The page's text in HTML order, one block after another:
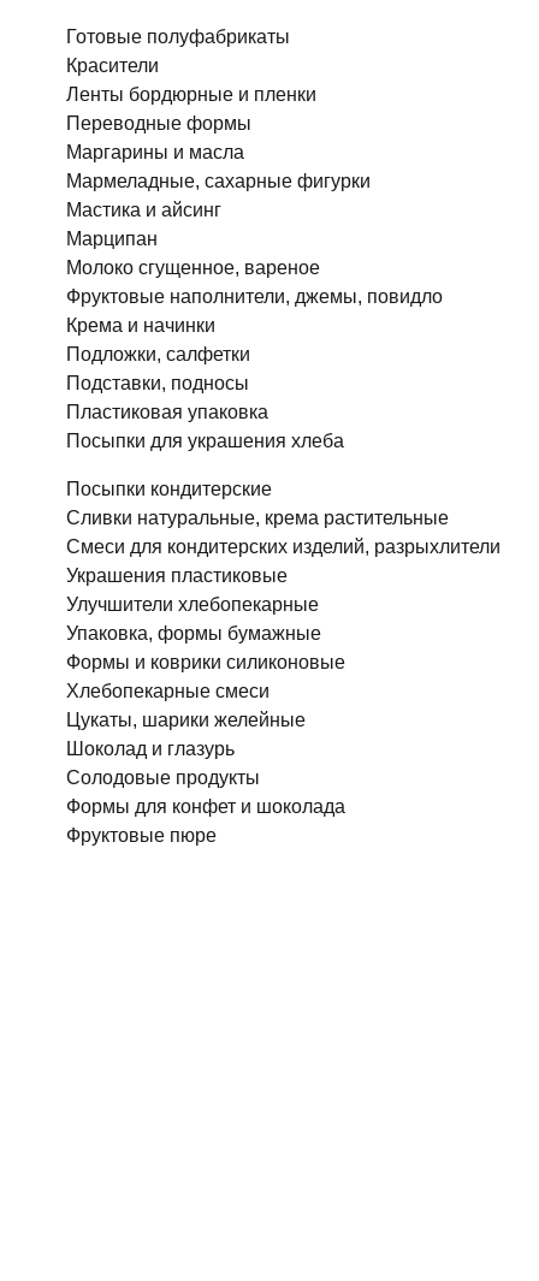
Готовые полуфабрикаты
Красители
Ленты бордюрные и пленки
Переводные формы
Маргарины и масла
Мармеладные, сахарные фигурки
Мастика и айсинг
Марципан
Молоко сгущенное, вареное
Фруктовые наполнители, джемы, повидло
Крема и начинки
Подложки, салфетки
Подставки, подносы
Пластиковая упаковка
Посыпки для украшения хлеба
Посыпки кондитерские
Сливки натуральные, крема растительные
Смеси для кондитерских изделий, разрыхлители
Украшения пластиковые
Улучшители хлебопекарные
Упаковка, формы бумажные
Формы и коврики силиконовые
Хлебопекарные смеси
Цукаты, шарики желейные
Шоколад и глазурь
Солодовые продукты
Формы для конфет и шоколада
Фруктовые пюре